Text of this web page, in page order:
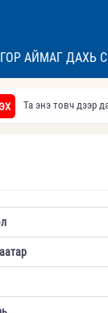
АЙМАГ ДАХЬ
Та энэ товч дээр